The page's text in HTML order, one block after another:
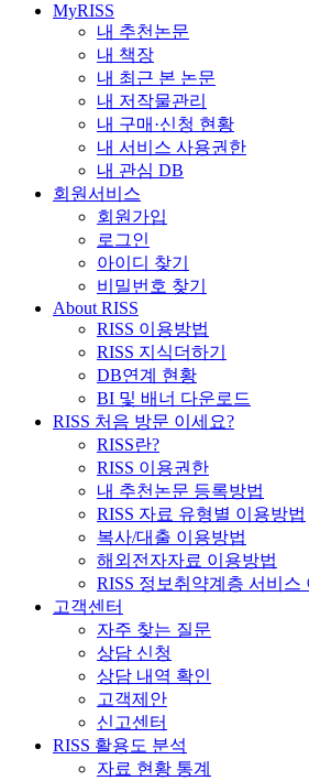
MyRISS
내 추천논문
내 책장
내 최근 본 논문
내 저작물관리
내 구매·신청 현황
내 서비스 사용권한
내 관심 DB
회원서비스
회원가입
로그인
아이디 찾기
비밀번호 찾기
About RISS
RISS 이용방법
RISS 지식더하기
DB연계 현황
BI 및 배너 다운로드
RISS 처음 방문 이세요?
RISS란?
RISS 이용권한
내 추천논문 등록방법
RISS 자료 유형별 이용방법
복사/대출 이용방법
해외전자자료 이용방법
RISS 정보취약계층 서비스
고객센터
자주 찾는 질문
상담 신청
상담 내역 확인
고객제안
신고센터
RISS 활용도 분석
자료 현황 통계